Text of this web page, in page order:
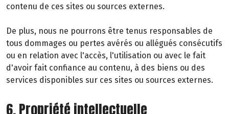
contenu de ces sites ou sources externes.
De plus, nous ne pourrons être tenus responsables de
tous dommages ou pertes avérés ou allégués consécutifs
ou en relation avec l'accès, l'utilisation ou avec le fait
d'avoir fait confiance au contenu, à des biens ou des
services disponibles sur ces sites ou sources externes.
6. Propriété intellectuelle